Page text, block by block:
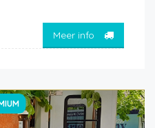
Meer info